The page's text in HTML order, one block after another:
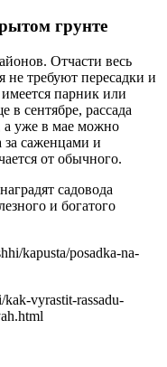
грунте
Отчасти весь
не требуют пересадки и
парник или
в сентябре, рассада
а уже в мае можно
за саженцами и
от обычного.
садовода
и богатого
kapusta/posadka-na-
vyrastit-rassadu-